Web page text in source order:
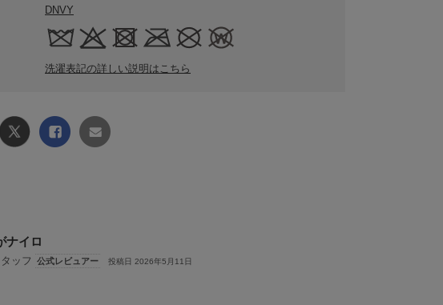
DNVY
洗濯表記の詳しい説明はこちら
ナイロ
ッフ 公式レビュアー 投稿日 2026年5月11日